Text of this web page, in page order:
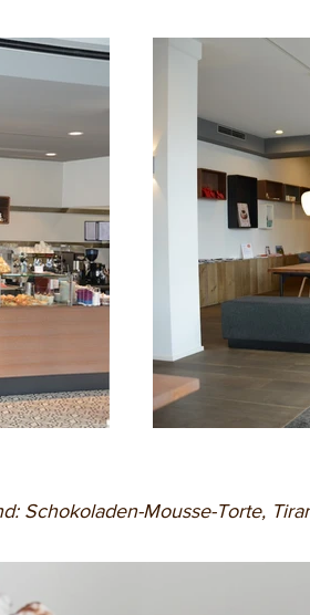
Schokoladen-Mousse-Torte,